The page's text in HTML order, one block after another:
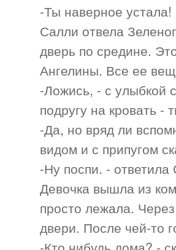
-Ты наверное
Салли отвела
дверь по средине.
Ангелины. Все ее
-Ложись, - с улыбкой
подругу на кровать -
-Да, но вряд ли
видом и с припугом
-Ну поспи. -
Девочка вышла из
просто лежала.
двери. После чей-то